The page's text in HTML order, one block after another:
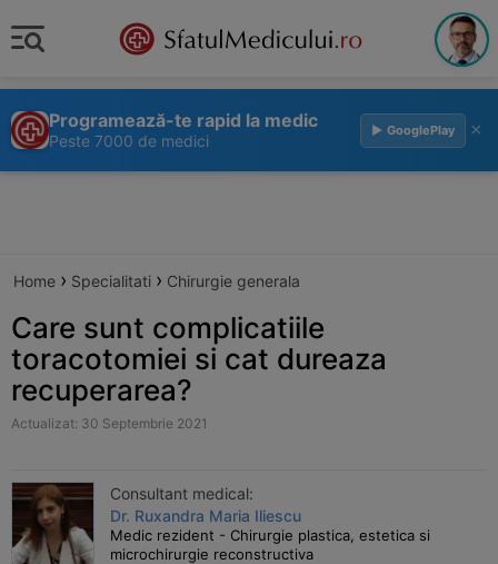
Programează-te rapid la medic
Peste 7000 de medici
▶ GooglePlay ×
Home › Specialitati › Chirurgie generala
Care sunt complicatiile
toracotomiei si cat dureaza
recuperarea?
Actualizat: 30 Septembrie 2021
Consultant medical:
Dr. Ruxandra Maria Iliescu
Medic rezident - Chirurgie plastica, estetica si
microchirurgie reconstructiva